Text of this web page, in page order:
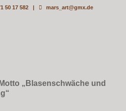
50 17 582 | mars_art@gmx.de
„Blasenschwäche und